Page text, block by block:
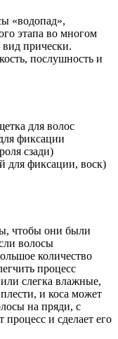
«водопад»,
этапа во многом
прически.
послушность и
для волос
фиксации
сзади)
для фиксации, воск)
чтобы они были
волосы
количество
процесс
слегка влажные,
и коса может
на пряди, с
процесс и сделает его